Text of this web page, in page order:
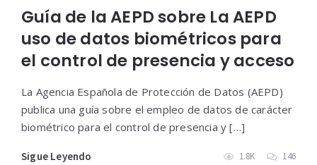
Guía de la AEPD sobre La AEPD
uso de datos biométricos para
el control de presencia y acceso
La Agencia Española de Protección de Datos (AEPD)
publica una guía sobre el empleo de datos de carácter
biométrico para el control de presencia y […]
Sigue Leyendo 1.8K 146